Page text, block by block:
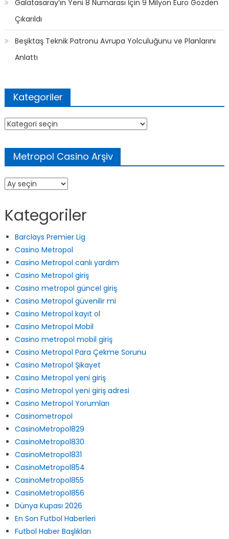
Çıkarıldı
Kategoriler
Kategoriler
Metropol Casino Arşiv
Metropol
Arşiv
Kategoriler
Barclays Premier Lig
Casino Metropol
Casino Metropol canlı yardım
Casino Metropol giriş
Casino metropol güncel giriş
Casino Metropol güvenilir mi
Casino Metropol kayıt ol
Casino Metropol Mobil
Casino metropol mobil giriş
Casino Metropol Para Çekme Sorunu
Casino Metropol Şikayet
Casino Metropol yeni giriş
Casino Metropol yeni giriş adresi
Casino Metropol Yorumları
Casinometropol
CasinoMetropol829
CasinoMetropol830
CasinoMetropol831
CasinoMetropol854
CasinoMetropol855
CasinoMetropol856
Dünya Kupası 2026
En Son Futbol Haberleri